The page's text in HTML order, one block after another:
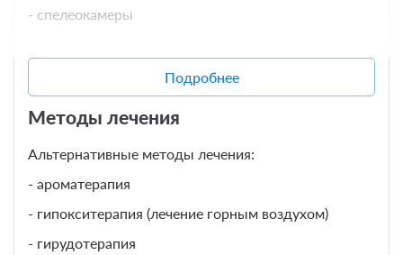
Заболевания желудочно-кишечного тракта:
- гастрит и дуоденит
- язва гастроеюнальная
двенадцатиперстной кишки в стадии ремиссии
- заболевания желчного пузыря, желчевыводящих
- спелеокамеры
Массажное отделение:
- термическая массажная кровать
Отделение аппаратной физиотерапии
Отделение гидропатии
Подробнее
Методы лечения
Альтернативные методы лечения:
- ароматерапия
- гипокситерапия (лечение горным воздухом)
- гирудотерапия